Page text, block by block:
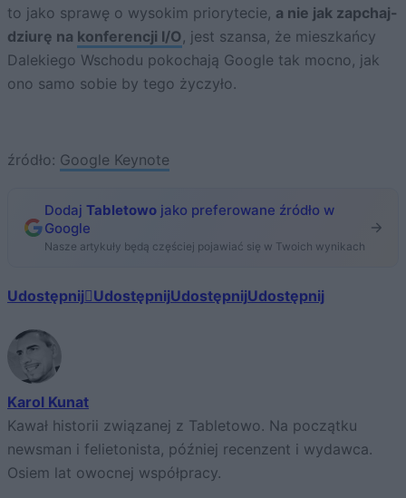
to jako sprawę o wysokim priorytecie, a nie jak zapchaj-
dziurę na konferencji I/O, jest szansa, że mieszkańcy
Dalekiego Wschodu pokochają Google tak mocno, jak
ono samo sobie by tego życzyło.
źródło: Google Keynote
Dodaj Tabletowo jako preferowane źródło w
Google
Nasze artykuły będą częściej pojawiać się w Twoich wynikach
Udostępnij UdostępnijUdostępnijUdostępnij
Karol Kunat
Kawał historii związanej z Tabletowo. Na początku
newsman i felietonista, później recenzent i wydawca.
Osiem lat owocnej współpracy.